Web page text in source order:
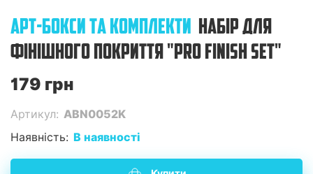
АРТ-БОКСИ ТА КОМПЛЕКТИ НАБІР ДЛЯ
ФІНІШНОГО ПОКРИТТЯ "PRO FINISH SET"
179 грн
Артикул: ABN0052K
Наявність: В наявності